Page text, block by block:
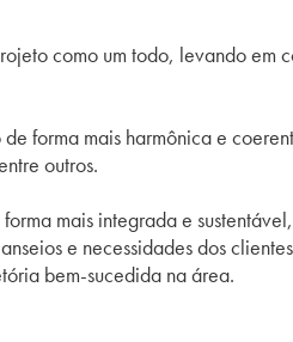
como um todo, levando em
forma mais harmônica e
outros.
mais integrada e
e necessidades dos
bem-sucedida na área.